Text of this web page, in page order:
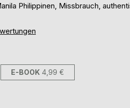
Philippinen, Missbrauch,
E-BOOK 4,99 €